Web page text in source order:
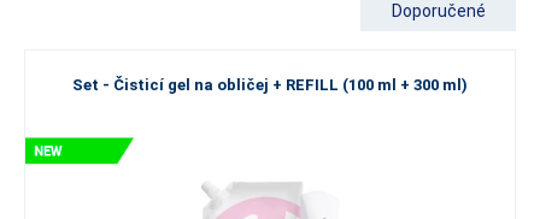
Doporučené
Set - Čisticí gel na obličej + REFILL (100 ml + 300 ml)